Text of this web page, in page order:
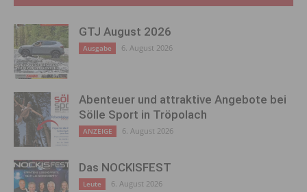
GTJ August 2026
Ausgabe 6. August 2026
Abenteuer und attraktive Angebote bei
Sölle Sport in Tröpolach
ANZEIGE 6. August 2026
Das NOCKISFEST
Leute 6. August 2026